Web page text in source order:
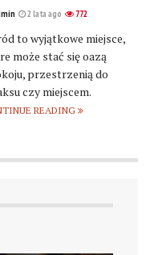
2 lata ago 772
to wyjątkowe miejsce,
może stać się oazą
przestrzenią do
czy miejscem.
READING